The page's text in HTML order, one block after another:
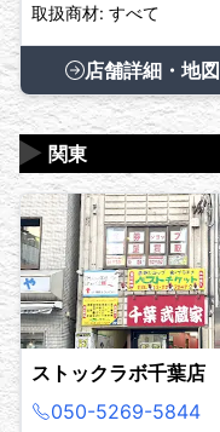
取扱商材: すべて
店舗詳細・地図
関東
▶
ストックラボ千葉店
050-5269-5844